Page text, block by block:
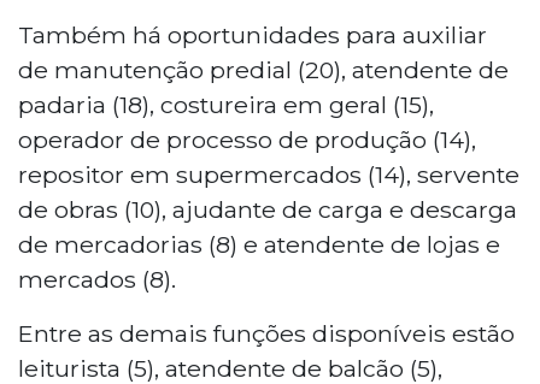
Também há oportunidades para auxiliar
de manutenção predial (20), atendente de
padaria (18), costureira em geral (15),
operador de processo de produção (14),
repositor em supermercados (14), servente
de obras (10), ajudante de carga e descarga
de mercadorias (8) e atendente de lojas e
mercados (8).
Entre as demais funções disponíveis estão
leiturista (5), atendente de balcão (5),